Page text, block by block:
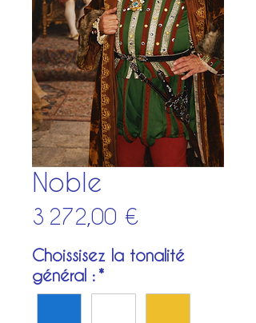
Noble
3 272,00 €
Choissisez la tonalité
général : *